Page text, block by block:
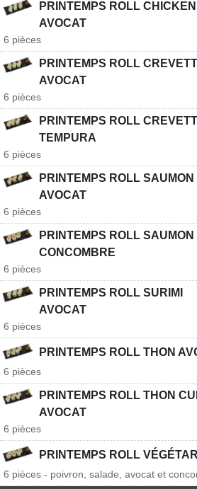
PRINTEMPS ROLL CHICKEN
AVOCAT
6 pièces
PRINTEMPS ROLL
AVOCAT
6 pièces
PRINTEMPS ROLL
TEMPURA
6 pièces
PRINTEMPS ROLL SAUMON
AVOCAT
6 pièces
PRINTEMPS ROLL SAUMON
CONCOMBRE
6 pièces
PRINTEMPS ROLL SURIMI
AVOCAT
6 pièces
PRINTEMPS ROLL THON
6 pièces
PRINTEMPS ROLL THON
AVOCAT
6 pièces
PRINTEMPS ROLL
6 pièces - poivron, salade, avocat et